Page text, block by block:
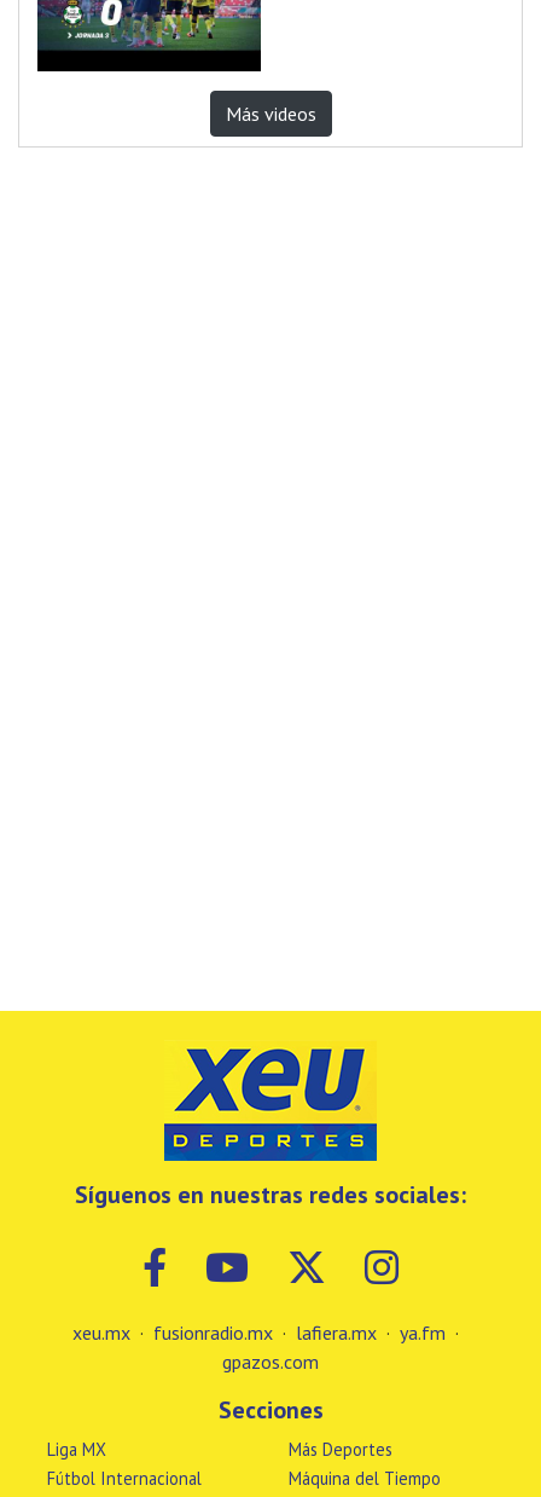
Más videos
Síguenos en nuestras redes sociales:
xeu.mx · fusionradio.mx · lafiera.mx · ya.fm ·
gpazos.com
Secciones
Liga MX
Fútbol Internacional
Más Deportes
Máquina del Tiempo